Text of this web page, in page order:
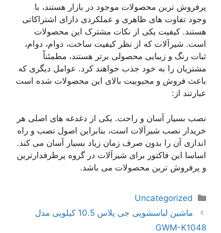
پرفروش ترین محصولات موجود در بازار هستند، با
وجود تفاوت های ظاهری و عملکردی دارای اشتراکاتی
هستند. کیفیت یکی از نکات مشترک این محصولات
است. شیرآلات که از نظر کیفیت ساخت، دوام، دوام،
ثبات رنگ و زیبایی محصولی برتر هستند، مطمئناً
مشتریان را به خود جذب خواهند کرد. عوامل دیگری که
باعث فروش و محبوبیت بالای این محصولات شده است
عبارتند از:
نصب بسیار آسان و راحت. یکی از دغدغه های اصلی هر
خریدار نصب شیرآلات است، بنابراین اصول نصب و راه
اندازی آن را بدون صرف زمان زیاد بسیار آسان می کند.
اساسا این فاکتور برای شیرآلات در گروه پرطرفدارترین
و پرفروش ترین محصولات می باشد.
دسته‌ها
Uncategorized
ناوبری
نوشته‌ها
ماشین لباسشویی جی پلاس 10.5 کیلویی مدل
GWM-K1048